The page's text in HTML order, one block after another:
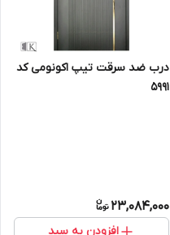
درب ضد سرقت تیپ اکونومی کد
5991
23,084,000
افزودن به سبد